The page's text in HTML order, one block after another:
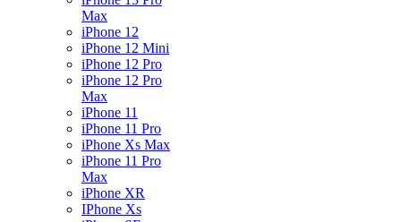
Max
iPhone 12
iPhone 12 Mini
iPhone 12 Pro
iPhone 12 Pro
Max
iPhone 11
iPhone 11 Pro
iPhone Xs Max
iPhone 11 Pro
Max
iPhone XR
IPhone Xs